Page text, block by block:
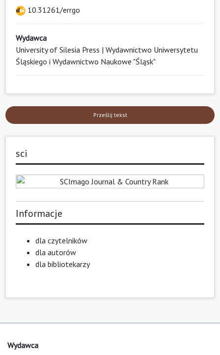
10.31261/errgo
Wydawca
University of Silesia Press | Wydawnictwo Uniwersytetu
Śląskiego i Wydawnictwo Naukowe "Śląsk"
Prześlij tekst
sci
Informacje
dla czytelników
dla autorów
dla bibliotekarzy
Wydawca